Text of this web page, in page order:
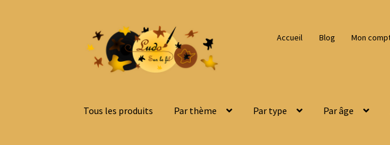
Aller
à
navigation
Aller
au
contenu
Accueil Blog Mon
Tous les produits Par thème Par type Par âge